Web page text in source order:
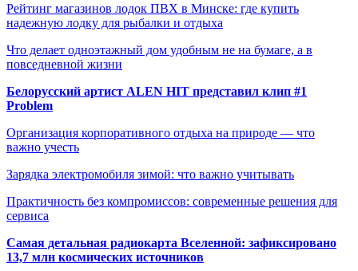
Рейтинг магазинов лодок ПВХ в Минске: где купить
надежную лодку для рыбалки и отдыха
Что делает одноэтажный дом удобным не на бумаге, а в
повседневной жизни
Белорусский артист ALEN HIT представил клип #1
Problem
Организация корпоративного отдыха на природе — что
важно учесть
Зарядка электромобиля зимой: что важно учитывать
Практичность без компромиссов: современные решения для
сервиса
Самая детальная радиокарта Вселенной: зафиксировано
13,7 млн космических источников